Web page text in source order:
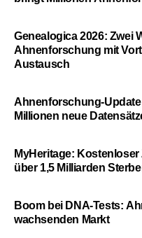
Genealogica 2026: Zwei
Ahnenforschung mit
Austausch
Ahnenforschung-
Millionen neue
MyHeritage:
über 1,5 Milliarden
Boom bei DNA-Tests:
wachsenden Markt